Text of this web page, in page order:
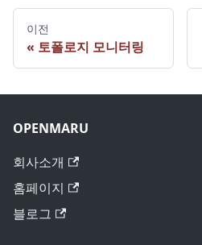
이전
토폴로지 모니터링
OPENMARU
회사소개
홈페이지
블로그